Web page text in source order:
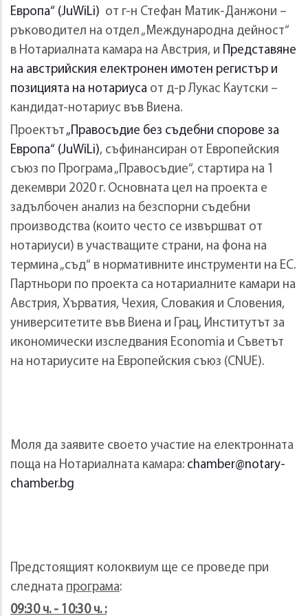
Европа“ (JuWiLi) от г-н Стефан Матик-Данжони –
ръководител на отдел „Международна дейност“
в Нотариалната камара на Австрия, и
Представяне
на австрийския електронен имотен регистър и
позицията на нотариуса от д-р Лукас Каутски –
кандидат-нотариус във Виена.
Проектът „Правосъдие без съдебни спорове за
Европа“ (JuWiLi), съфинансиран от Европейския
съюз по Програма „Правосъдие“, стартира на 1
декември 2020 г. Основната цел на проекта е
задълбочен анализ на безспорни съдебни
производства (които често се извършват от
нотариуси) в участващите страни, на фона на
термина „съд“ в нормативните инструменти на ЕС.
Партньори по проекта са нотариалните камари на
Австрия, Хърватия, Чехия, Словакия и Словения,
университетите във Виена и Грац, Институтът за
икономически изследвания Economia и Съветът
на нотариусите на Европейския съюз (CNUE).
Моля да заявите своето участие на електронната
поща на Нотариалната камара: chamber@notary-
chamber.bg
Предстоящият колоквиум ще се проведе при
следната програма:
09:30 ч. - 10:30 ч. :